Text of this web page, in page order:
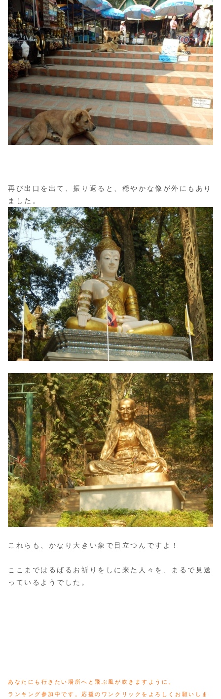
再び出口を出て、振り返ると、穏やかな像が外にもあり
ました。
これらも、かなり大きい象で目立つんですよ！
ここまではるばるお祈りをしに来た人々を、まるで見送
っているようでした。
あなたにも行きたい場所へと飛ぶ風が吹きますように。
ランキング参加中です。応援のワンクリックをよろしくお願いしま